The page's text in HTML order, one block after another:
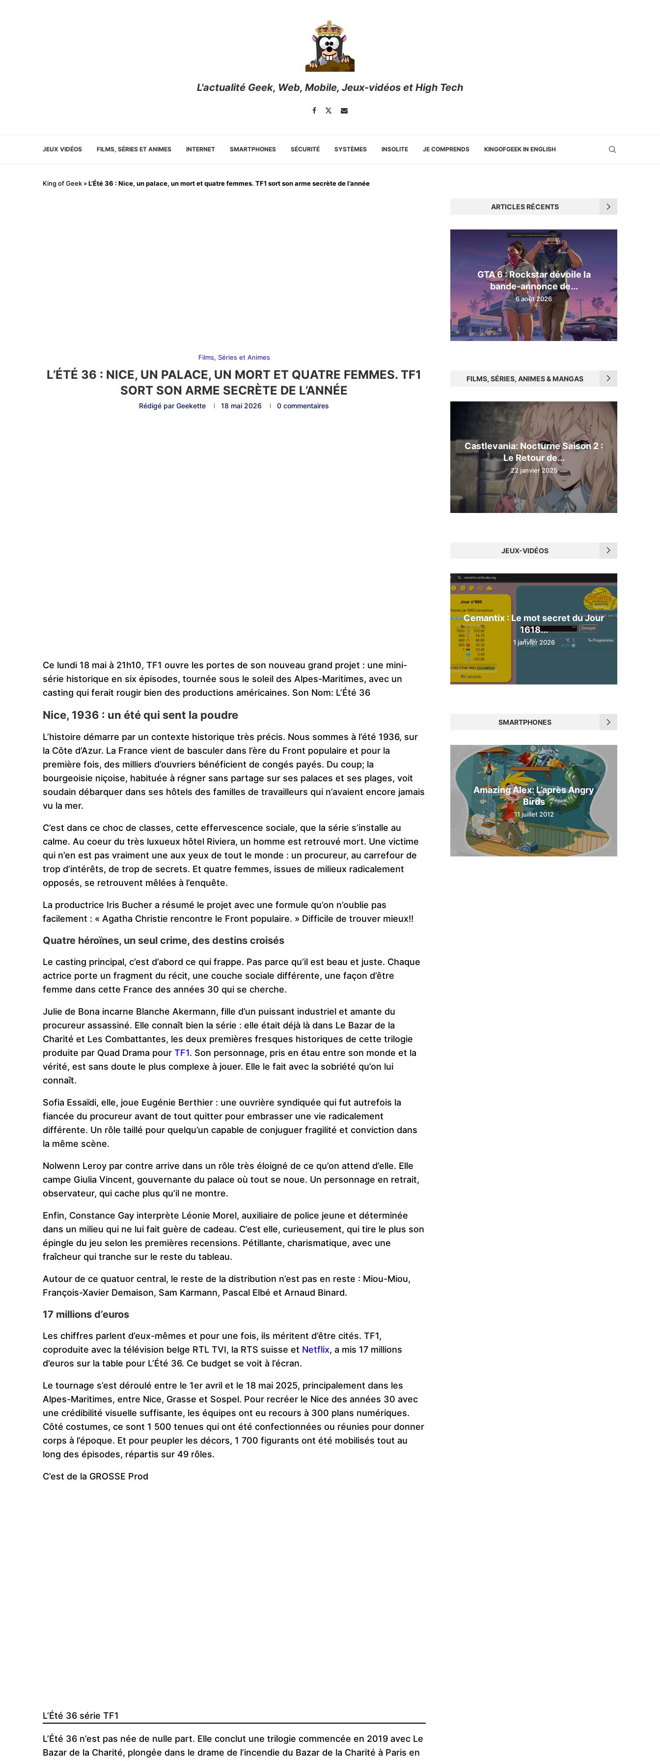
L'actualité Geek, Web, Mobile, Jeux-vidéos et High Tech
JEUX VIDÉOS FILMS, SÉRIES ET ANIMES INTERNET SMARTPHONES SÉCURITÉ SYSTÈMES INSOLITE JE COMPRENDS KINGOFGEEK IN ENGLISH
King of Geek »L’Été 36 : Nice, un palace, un mort et quatre femmes. TF1 sort son arme secrète de l’année
Films, Séries et Animes
L’ÉTÉ 36 : NICE, UN PALACE, UN MORT ET QUATRE FEMMES. TF1
SORT SON ARME SECRÈTE DE L’ANNÉE
Rédigé parGeekette 18 mai 2026 0 commentaires
Ce lundi 18 mai à 21h10, TF1 ouvre les portes de son nouveau grand projet : une mini-
série historique en six épisodes, tournée sous le soleil des Alpes-Maritimes, avec un
casting qui ferait rougir bien des productions américaines. Son Nom: L’Été 36
Nice, 1936 : un été qui sent la poudre
L’histoire démarre par un contexte historique très précis. Nous sommes à l’été 1936, sur
la Côte d’Azur. La France vient de basculer dans l’ère du Front populaire et pour la
première fois, des milliers d’ouvriers bénéficient de congés payés. Du coup; la
bourgeoisie niçoise, habituée à régner sans partage sur ses palaces et ses plages, voit
soudain débarquer dans ses hôtels des familles de travailleurs qui n’avaient encore jamais
vu la mer.
C’est dans ce choc de classes, cette effervescence sociale, que la série s’installe au
calme. Au coeur du très luxueux hôtel Riviera, un homme est retrouvé mort. Une victime
qui n’en est pas vraiment une aux yeux de tout le monde : un procureur, au carrefour de
trop d’intérêts, de trop de secrets. Et quatre femmes, issues de milieux radicalement
opposés, se retrouvent mêlées à l’enquête.
La productrice Iris Bucher a résumé le projet avec une formule qu’on n’oublie pas
facilement : « Agatha Christie rencontre le Front populaire. » Difficile de trouver mieux!!
Quatre héroïnes, un seul crime, des destins croisés
Le casting principal, c’est d’abord ce qui frappe. Pas parce qu’il est beau et juste. Chaque
actrice porte un fragment du récit, une couche sociale différente, une façon d’être
femme dans cette France des années 30 qui se cherche.
Julie de Bona incarne Blanche Akermann, fille d’un puissant industriel et amante du
procureur assassiné. Elle connaît bien la série : elle était déjà là dans Le Bazar de la
Charité et Les Combattantes, les deux premières fresques historiques de cette trilogie
produite par Quad Drama pour TF1. Son personnage, pris en étau entre son monde et la
vérité, est sans doute le plus complexe à jouer. Elle le fait avec la sobriété qu’on lui
connaît.
Sofia Essaïdi, elle, joue Eugénie Berthier : une ouvrière syndiquée qui fut autrefois la
fiancée du procureur avant de tout quitter pour embrasser une vie radicalement
différente. Un rôle taillé pour quelqu’un capable de conjuguer fragilité et conviction dans
la même scène.
Nolwenn Leroy par contre arrive dans un rôle très éloigné de ce qu’on attend d’elle. Elle
campe Giulia Vincent, gouvernante du palace où tout se noue. Un personnage en retrait,
observateur, qui cache plus qu’il ne montre.
Enfin, Constance Gay interprète Léonie Morel, auxiliaire de police jeune et déterminée
dans un milieu qui ne lui fait guère de cadeau. C’est elle, curieusement, qui tire le plus son
épingle du jeu selon les premières recensions. Pétillante, charismatique, avec une
fraîcheur qui tranche sur le reste du tableau.
Autour de ce quatuor central, le reste de la distribution n’est pas en reste : Miou-Miou,
François-Xavier Demaison, Sam Karmann, Pascal Elbé et Arnaud Binard.
17 millions d’euros
Les chiffres parlent d’eux-mêmes et pour une fois, ils méritent d’être cités. TF1,
coproduite avec la télévision belge RTL TVI, la RTS suisse et Netflix, a mis 17 millions
d’euros sur la table pour L’Été 36. Ce budget se voit à l’écran.
Le tournage s’est déroulé entre le 1er avril et le 18 mai 2025, principalement dans les
Alpes-Maritimes, entre Nice, Grasse et Sospel. Pour recréer le Nice des années 30 avec
une crédibilité visuelle suffisante, les équipes ont eu recours à 300 plans numériques.
Côté costumes, ce sont 1 500 tenues qui ont été confectionnées ou réunies pour donner
corps à l’époque. Et pour peupler les décors, 1 700 figurants ont été mobilisés tout au
long des épisodes, répartis sur 49 rôles.
C’est de la GROSSE Prod
L’Été 36 série TF1
L’Été 36 n’est pas née de nulle part. Elle conclut une trilogie commencée en 2019 avec Le
Bazar de la Charité, plongée dans le drame de l’incendie du Bazar de la Charité à Paris en
ARTICLES RÉCENTS
GTA 6 : Rockstar dévoile la
bande-annonce de...
6 août 2026
FILMS, SÉRIES, ANIMES & MANGAS
Castlevania: Nocturne Saison 2 :
Le Retour de...
22 janvier 2025
JEUX-VIDÉOS
Cemantix : Le mot secret du Jour
1618...
1 janvier 2026
SMARTPHONES
Amazing Alex: L’après Angry
Birds
11 juillet 2012